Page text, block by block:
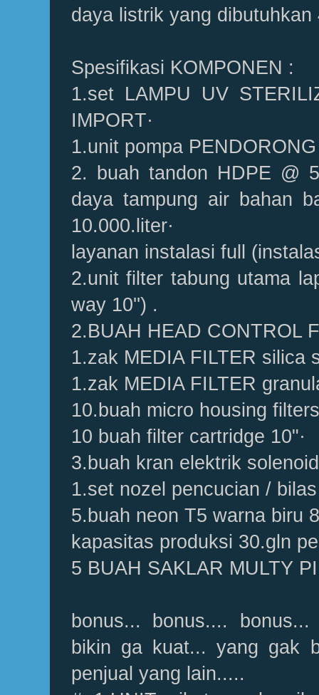
daya listrik yang dibutuhkan
Spesifikasi KOMPONEN :
1.set LAMPU UV
IMPORT·
1.unit pompa
2. buah tandon HDPE @
daya tampung air bahan
10.000.liter·
layanan instalasi full
2.unit filter tabung utama
way 10'') .
2.BUAH HEAD CONTROL
1.zak MEDIA FILTER silica
1.zak MEDIA FILTER
10.buah micro housing
10 buah filter cartridge 10"·
3.buah kran elektrik
1.set nozel pencucian / bilas
5.buah neon T5 warna biru
kapasitas produksi 30.gln
5 BUAH SAKLAR MULTY
bonus... bonus....
bikin ga kuat... yang gak
penjual yang lain.....